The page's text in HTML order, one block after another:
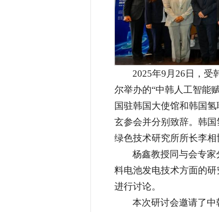
2025年9月26日，受
尔举办的“中韩人工智能
国驻韩国大使馆和韩国
玄参会并分别致辞。韩
绿色技术研究所所长李
杨鑫教授同与会专
料电池发电技术方面的
进行讨论。
本次研讨会邀请了